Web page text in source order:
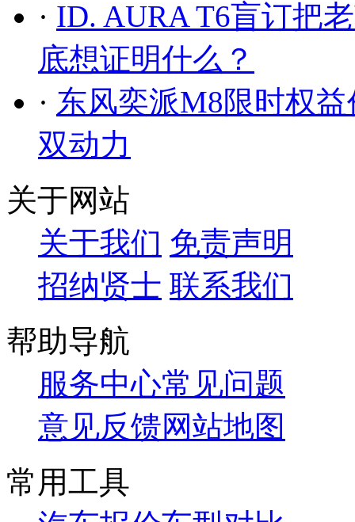
· ID. AURA T6盲订把
底想证明什么？
· 东风奕派M8限时权
双动力
关于网站
关于我们 免责声明
招纳贤士 联系我们
帮助导航
服务中心常见问题
意见反馈网站地图
常用工具